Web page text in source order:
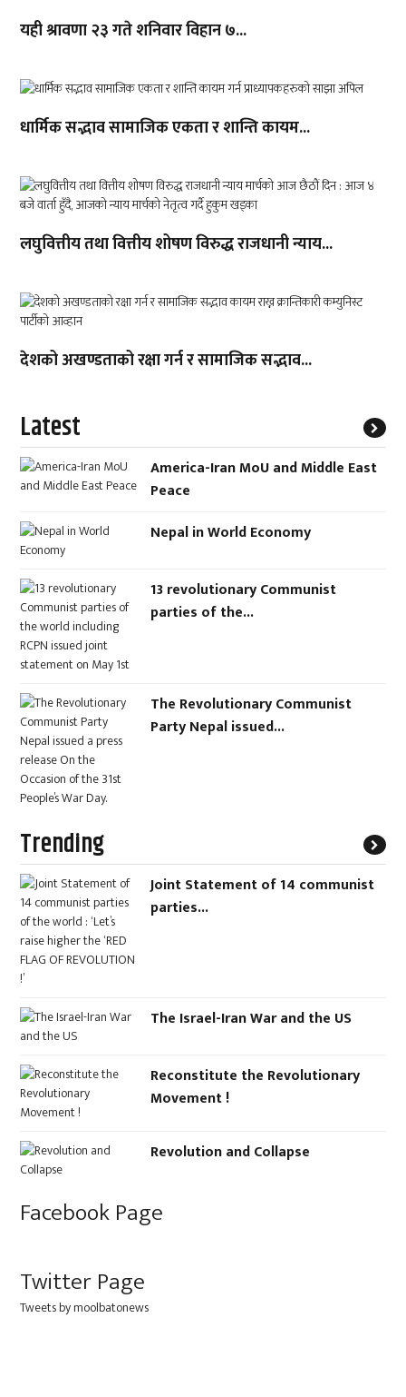
यही श्रावणा २३ गते शनिवार विहान ७...
धार्मिक सद्भाव सामाजिक एकता र शान्ति कायम...
लघुवित्तीय तथा वित्तीय शोषण विरुद्ध राजधानी न्याय...
देशको अखण्डताको रक्षा गर्न र सामाजिक सद्भाव...
Latest
America-Iran MoU and Middle East
Peace
Nepal in World Economy
13 revolutionary Communist
parties of the...
The Revolutionary Communist
Party Nepal issued...
Trending
Joint Statement of 14 communist
parties...
The Israel-Iran War and the US
Reconstitute the Revolutionary
Movement !
Revolution and Collapse
Facebook Page
Twitter Page
Tweets by moolbatonews